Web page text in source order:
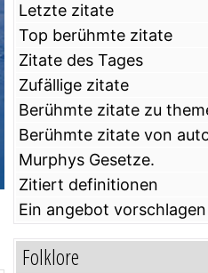
Letzte zitate
Top berühmte zitate
Zitate des Tages
Zufällige zitate
Berühmte zitate zu
Berühmte zitate von
Murphys Gesetze.
Zitiert definitionen
Ein angebot vorschlagen
Folklore